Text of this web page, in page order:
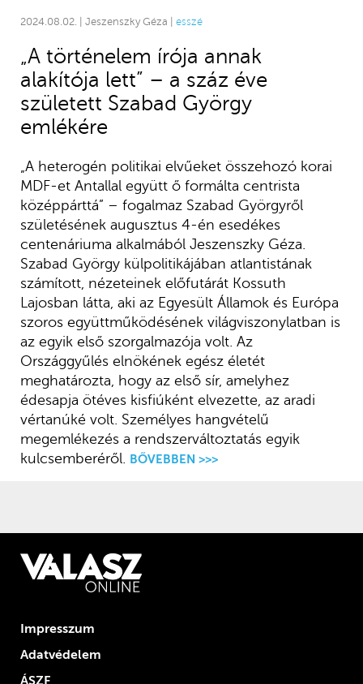
2024.08.02. | Jeszenszky Géza | esszé
„A történelem írója annak
alakítója lett” – a száz éve
született Szabad György
emlékére
„A heterogén politikai elvűeket összehozó korai
MDF-et Antallal együtt ő formálta centrista
középpárttá” – fogalmaz Szabad Györgyről
születésének augusztus 4-én esedékes
centenáriuma alkalmából Jeszenszky Géza.
Szabad György külpolitikájában atlantistának
számított, nézeteinek előfutárát Kossuth
Lajosban látta, aki az Egyesült Államok és Európa
szoros együttműködésének világviszonylatban is
az egyik első szorgalmazója volt. Az
Országgyűlés elnökének egész életét
meghatározta, hogy az első sír, amelyhez
édesapja ötéves kisfiúként elvezette, az aradi
vértanúké volt. Személyes hangvételű
megemlékezés a rendszerváltoztatás egyik
kulcsemberéről. BŐVEBBEN >>>
Impresszum
Adatvédelem
ÁSZF